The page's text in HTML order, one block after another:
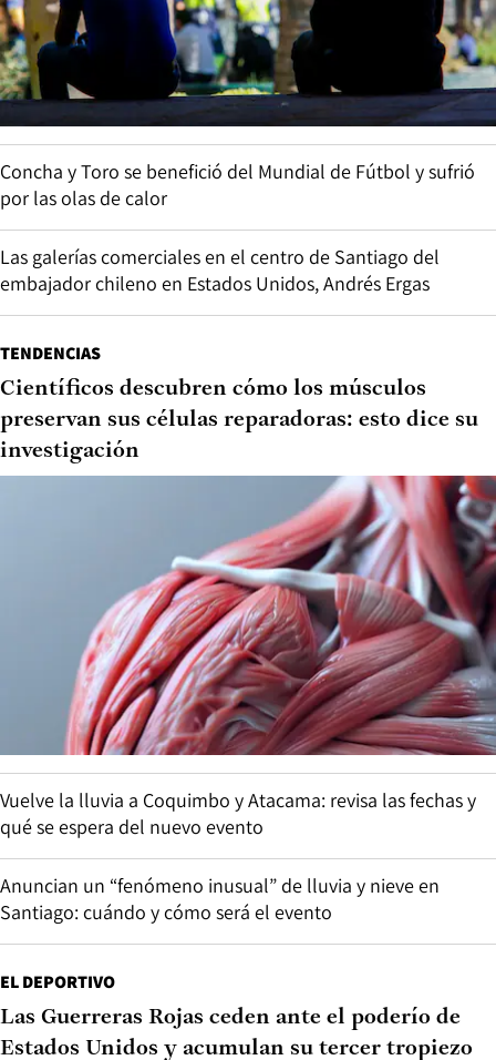
Concha y Toro se benefició del Mundial de Fútbol y sufrió
por las olas de calor
Las galerías comerciales en el centro de Santiago del
embajador chileno en Estados Unidos, Andrés Ergas
TENDENCIAS
Científicos descubren cómo los músculos
preservan sus células reparadoras: esto dice su
investigación
Vuelve la lluvia a Coquimbo y Atacama: revisa las fechas y
qué se espera del nuevo evento
Anuncian un “fenómeno inusual” de lluvia y nieve en
Santiago: cuándo y cómo será el evento
EL DEPORTIVO
Las Guerreras Rojas ceden ante el poderío de
Estados Unidos y acumulan su tercer tropiezo